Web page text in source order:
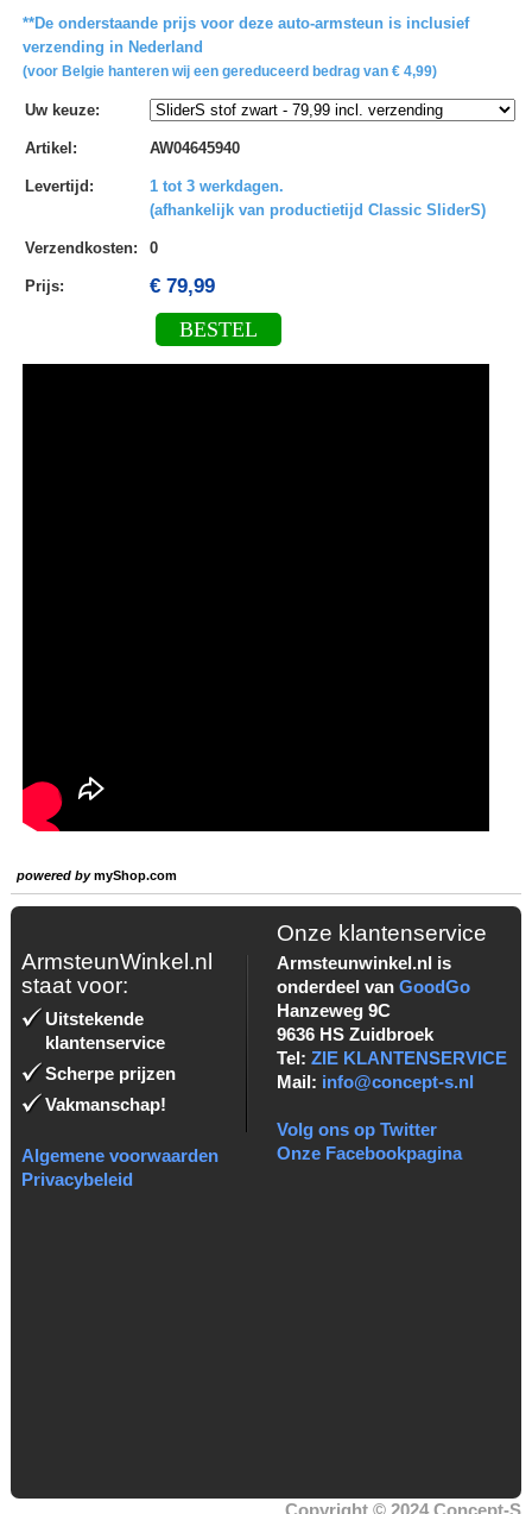
**De onderstaande prijs voor deze auto-armsteun is inclusief
verzending in Nederland
(voor Belgie hanteren wij een gereduceerd bedrag van € 4,99)
Uw keuze:
Artikel : AW04645940
Levertijd :
1 tot 3 werkdagen.
(afhankelijk van productietijd Classic SliderS)
Verzendkosten: 0
Prijs: € 79,99
BESTEL
powered bymyShop.com
ArmsteunWinkel.nl
staat voor:
Uitstekende
klantenservice
Scherpe prijzen
Vakmanschap!
Algemene voorwaarden
Privacybeleid
Onze klantenservice
Armsteunwinkel.nl is
onderdeel van GoodGo
Hanzeweg 9C
9636 HS Zuidbroek
Tel: ZIE KLANTENSERVICE
Mail: info@concept-s.nl
Volg ons op Twitter
Onze Facebookpagina